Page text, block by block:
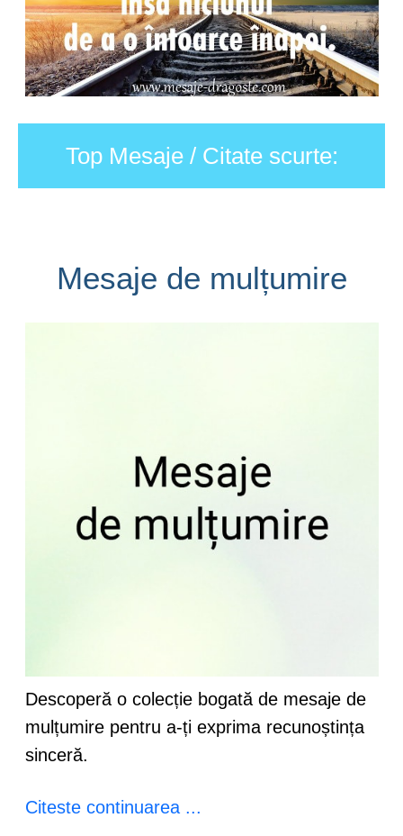
Top Mesaje / Citate scurte:
Mesaje de mulțumire
Descoperă o colecție bogată de mesaje de
mulțumire pentru a-ți exprima recunoștința
sinceră.
Citeste continuarea ...